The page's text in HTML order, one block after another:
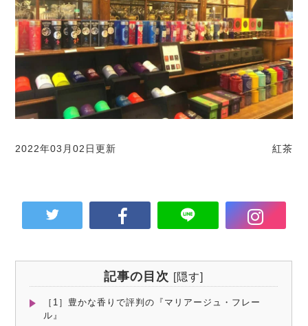
2022年03月02日更新 紅茶
記事の目次 [隠す]
［1］豊かな香りで評判の『マリアージュ・フレー
ル』